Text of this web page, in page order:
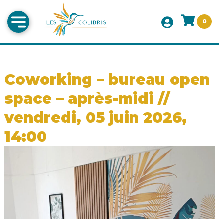
0
Coworking – bureau open
space – après-midi //
vendredi, 05 juin 2026,
14:00